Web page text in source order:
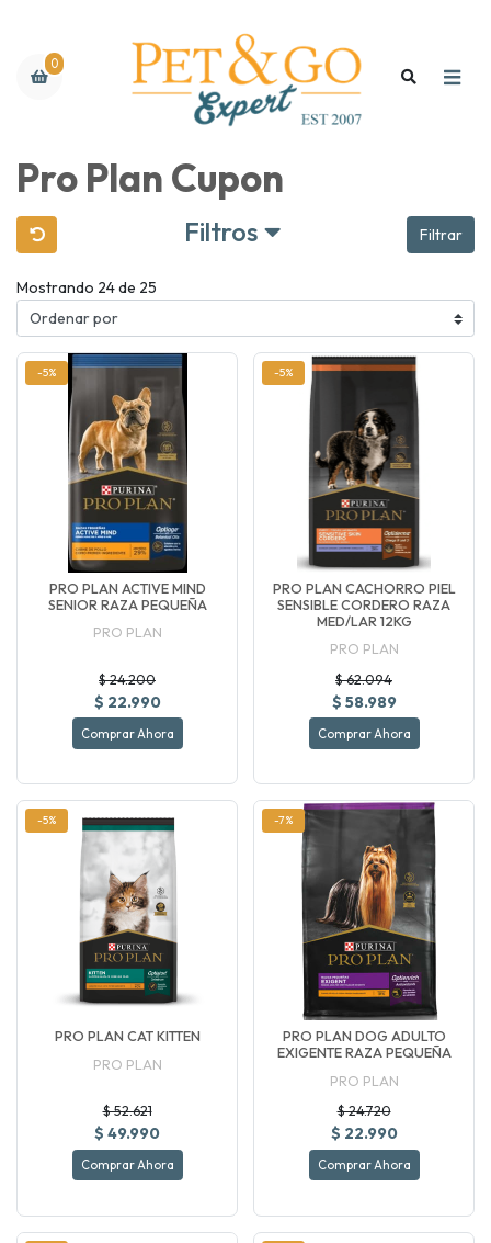
0
Pro Plan Cupon
Filtros Filtrar
Mostrando 24 de 25
-5%
PRO PLAN ACTIVE MIND
SENIOR RAZA PEQUEÑA
PRO PLAN
$ 24.200
$ 22.990
Comprar Ahora
-5%
PRO PLAN CACHORRO PIEL
SENSIBLE CORDERO RAZA
MED/LAR 12KG
PRO PLAN
$ 62.094
$ 58.989
Comprar Ahora
-5%
PRO PLAN CAT KITTEN
PRO PLAN
$ 52.621
$ 49.990
Comprar Ahora
-7%
PRO PLAN DOG ADULTO
EXIGENTE RAZA PEQUEÑA
PRO PLAN
$ 24.720
$ 22.990
Comprar Ahora